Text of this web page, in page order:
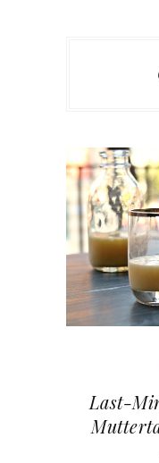
Last-